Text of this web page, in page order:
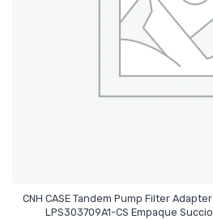
CNH CASE Tandem Pump Filter
LPS303709A1-CS Empaque
Leer Más